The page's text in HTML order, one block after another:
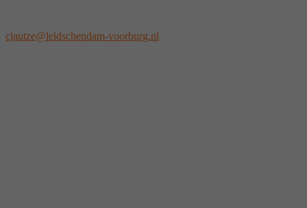
cjautze@leidschendam-voorburg.nl